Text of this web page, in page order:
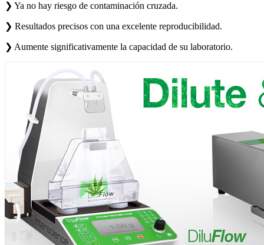
❯ Ya no hay riesgo de contaminación cruzada.
❯ Resultados precisos con una excelente reproducibilidad.
❯ Aumente significativamente la capacidad de su laboratorio.